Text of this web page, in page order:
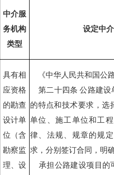
中介服
务机构
类型
设定中
具有相
应资格
的勘查
设计单
位（含
勘察监
理、设
《中华人民共和国公路
第二十四条 公路建设
的特点和技术要求，选
单位、施工单位和工
律、法规、规章的规
求，分别签订合同，明
承担公路建设项目的